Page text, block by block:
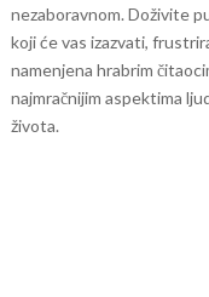
nezaboravnom. Doživite
koji će vas izazvati,
namenjena hrabrim
najmračnijim aspektima
života.